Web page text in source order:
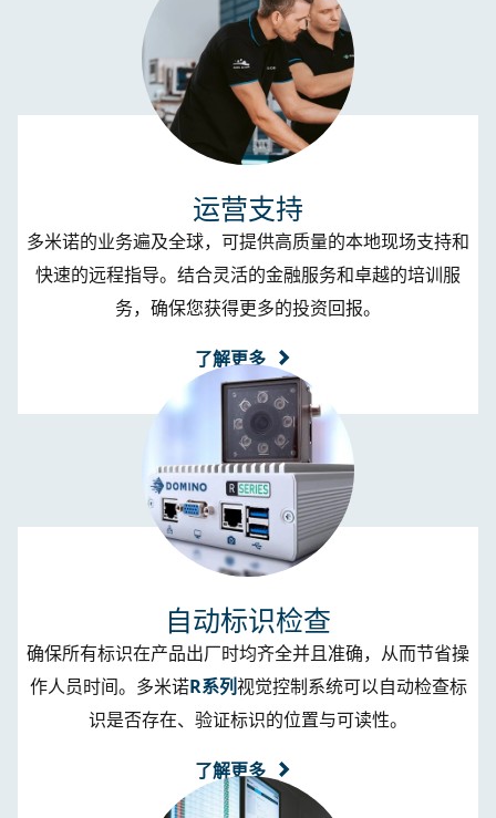
运营支持
多米诺的业务遍及全球，可提供高质量的本地现场支持和
快速的远程指导。结合灵活的金融服务和卓越的培训服
务，确保您获得更多的投资回报。
了解更多
自动标识检查
确保所有标识在产品出厂时均齐全并且准确，从而节省操
作人员时间。多米诺R系列视觉控制系统可以自动检查标
识是否存在、验证标识的位置与可读性。
了解更多